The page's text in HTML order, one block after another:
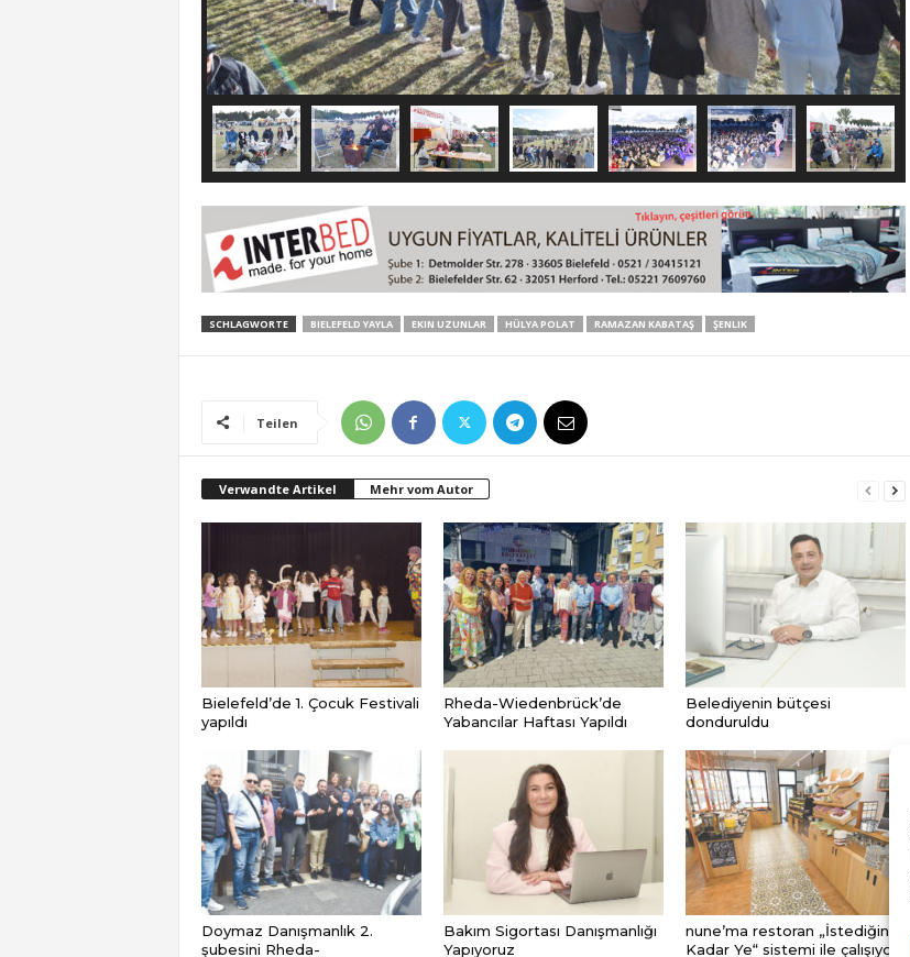
SCHLAGWORTE BIELEFELD YAYLA EKIN UZUNLAR HÜLYA POLAT RAMAZAN KABATAŞ ŞENLIK
Teilen
Verwandte Artikel Mehr vom Autor
Bielefeld’de 1. Çocuk Festivali
yapıldı
Rheda-Wiedenbrück’de
Yabancılar Haftası Yapıldı
Belediyenin bütçesi
donduruldu
Doymaz Danışmanlık 2.
şubesini Rheda-
Bakım Sigortası Danışmanlığı
Yapıyoruz
nune’ma restoran „İstediğin
Kadar Ye“ sistemi ile çalışıyor